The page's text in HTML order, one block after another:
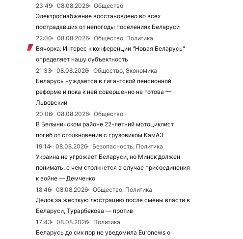
23:49
08.08.2026
Общество
Электроснабжение восстановлено во всех
пострадавших от непогоды поселениях Беларуси
22:00
08.08.2026
Общество, Политика
Вячорка: Интерес к конференции "Новая Беларусь"
определяет нашу субъектность
21:33
08.08.2026
Общество, Экономика
Беларусь нуждается в гигантской пенсионной
реформе и пока к ней совершенно не готова —
Львовский
20:06
08.08.2026
Общество
В Белыничском районе 22-летний мотоциклист
погиб от столкновения с грузовиком КамАЗ
19:14
08.08.2026
Безопасность, Политика
Украина не угрожает Беларуси, но Минск должен
понимать, с чем столкнется в случае присоединения
к войне — Демченко
18:46
08.08.2026
Общество, Политика
Дедок за жесткую люстрацию после смены власти в
Беларуси, Турарбекова — против
17:43
08.08.2026
Политика
Беларусь до сих пор не уведомила Euronews о